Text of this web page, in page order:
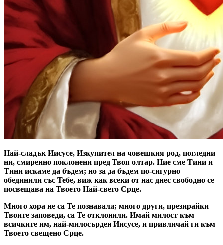
Най-сладък Иисусе, Изкупител на човешкия род, погледни
ни, смиренно поклонени пред Твоя олтар. Ние сме Тини и
Тини искаме да бъдем; но за да бъдем по-сигурно
обединили със Тебе, виж как всеки от нас днес свободно се
посвещава на Твоето Най-свето Срце.
Много хора не са Те познавали; много други, презирайки
Твоите заповеди, са Те отклонили. Имай милост към
всичките им, най-милосърден Иисусе, и привличай ги към
Твоето свещено Срце.